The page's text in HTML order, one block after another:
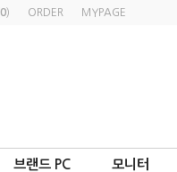
0) ORDER MYPAGE
브랜드 PC 모니터